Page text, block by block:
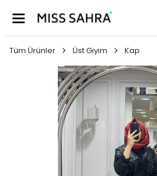
Tüm Ürünler Üst Giyim Kap